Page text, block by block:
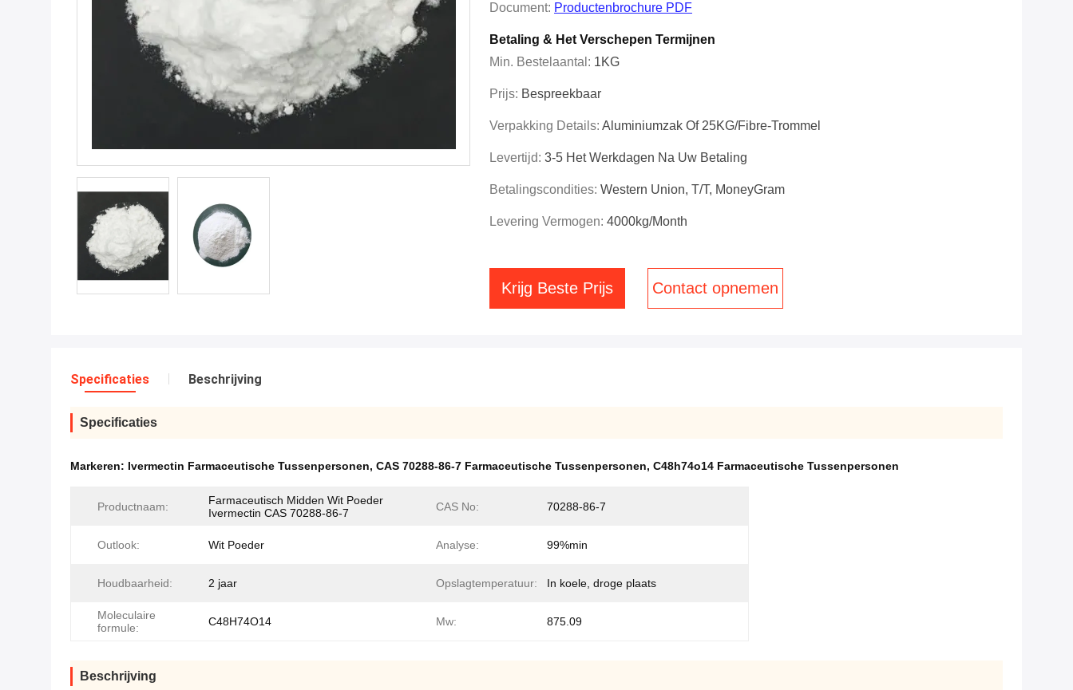
Document: Productenbrochure PDF
Betaling & Het Verschepen Termijnen
Min. Bestelaantal: 1KG
Prijs: Bespreekbaar
Verpakking Details: Aluminiumzak Of 25KG/Fibre-Trommel
Levertijd: 3-5 Het Werkdagen Na Uw Betaling
Betalingscondities: Western Union, T/T, MoneyGram
Levering Vermogen: 4000kg/Month
Krijg Beste Prijs Contact opnemen
Specificaties Beschrijving
Specificaties
Markeren: Ivermectin Farmaceutische Tussenpersonen, CAS 70288-86-7 Farmaceutische Tussenpersonen, C48h74o14 Farmaceutische Tussenpersonen
Productnaam:
Farmaceutisch Midden Wit Poeder
Ivermectin CAS 70288-86-7
CAS No: 70288-86-7
Outlook: Wit Poeder Analyse: 99%min
Houdbaarheid: 2 jaar Opslagtemperatuur: In koele, droge plaats
Moleculaire
formule:
C48H74O14 Mw: 875.09
Beschrijving